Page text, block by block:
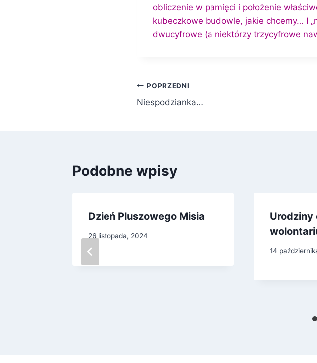
obliczenie w pamięci i położenie
kubeczkowe budowle, jakie chcemy… I
dwucyfrowe (a niektórzy trzycyfrowe
Nawigacja
wpisu
POPRZEDNI
Niespodzianka…
Podobne wpisy
Dzień Pluszowego Misia
26 listopada, 2024
Urodziny
14